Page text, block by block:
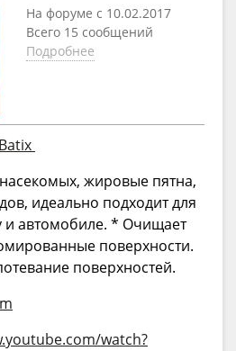
На форуме с 10.02.2017
Всего 15 сообщений
Подробнее
жировые пятна,
идеально подходит для
и автомобиле. * Очищает
поверхности.
поверхностей.
watch?